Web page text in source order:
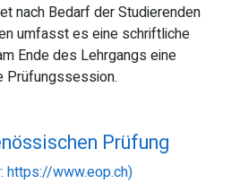
nach Bedarf der Studierenden
umfasst es eine schriftliche
Ende des Lehrgangs eine
Prüfungssession.
Prüfung
https://www.eop.ch)